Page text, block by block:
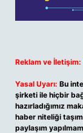
Reklam ve İletişim:
Yasal Uyarı: Bu
şirketi ile hiçbir
hazırladığımız
haber niteliği
paylaşım